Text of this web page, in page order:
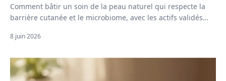
Comment bâtir un soin de la peau naturel qui respecte la
barrière cutanée et le microbiome, avec les actifs validés
8 juin 2026